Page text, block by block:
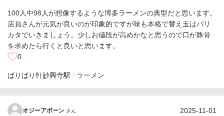
100人中98人が想像するような博多ラーメンの典型だと思います。
店員さんが元気が良いのが印象的ですが味も本格で替え玉はバリ
カタでいきましょう。少しお値段が高めかなと思うので口が豚骨
を求めたら行くと良いと思います。
0
ばりばり軒妙興寺駅 ラーメン
オジーアボーン さん 2025-11-01